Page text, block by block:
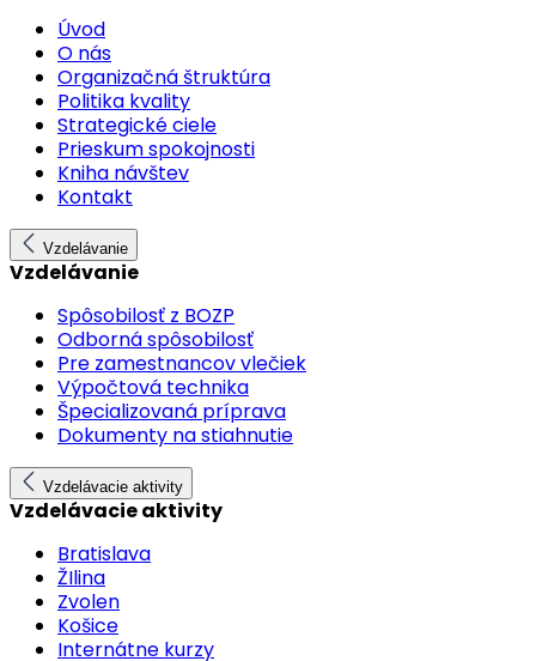
Úvod
O nás
Organizačná štruktúra
Politika kvality
Strategické ciele
Prieskum spokojnosti
Kniha návštev
Kontakt
Vzdelávanie
Vzdelávanie
Spôsobilosť z BOZP
Odborná spôsobilosť
Pre zamestnancov vlečiek
Výpočtová technika
Špecializovaná príprava
Dokumenty na stiahnutie
Vzdelávacie aktivity
Vzdelávacie aktivity
Bratislava
ŽIlina
Zvolen
Košice
Internátne kurzy